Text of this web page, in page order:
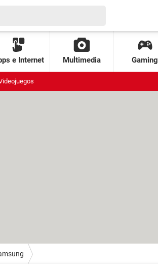
e Internet Multimedia Gaming